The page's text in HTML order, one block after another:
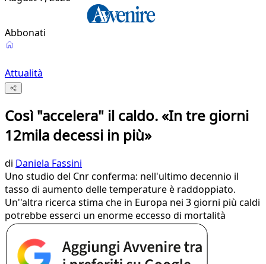
Abbonati
Attualità
Così "accelera" il caldo. «In tre giorni
12mila decessi in più»
di Daniela Fassini
Uno studio del Cnr conferma: nell'ultimo decennio il
tasso di aumento delle temperature è raddoppiato.
Un''altra ricerca stima che in Europa nei 3 giorni più caldi
potrebbe esserci un enorme eccesso di mortalità